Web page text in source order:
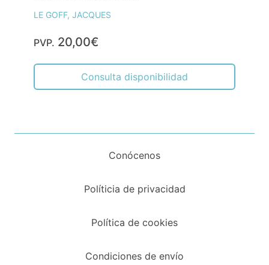
LE GOFF, JACQUES
PVP. 20,00€
Consulta disponibilidad
Conócenos
Políticia de privacidad
Política de cookies
Condiciones de envío